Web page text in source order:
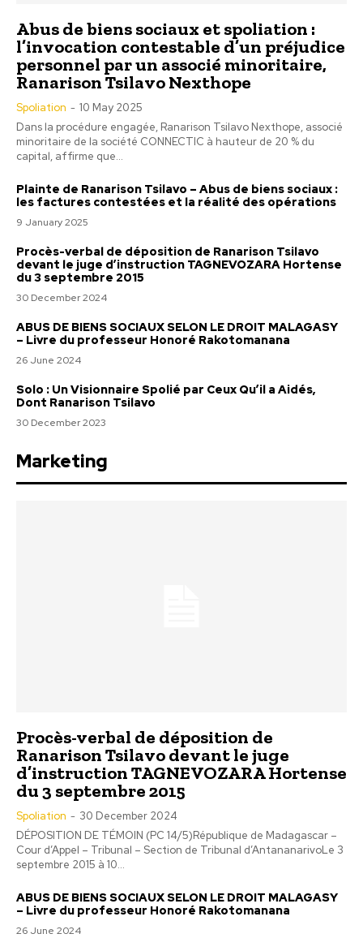
Abus de biens sociaux et spoliation :
l’invocation contestable d’un préjudice
personnel par un associé minoritaire,
Ranarison Tsilavo Nexthope
Spoliation - 10 May 2025
Dans la procédure engagée, Ranarison Tsilavo Nexthope, associé
minoritaire de la société CONNECTIC à hauteur de 20 % du
capital, affirme que...
Plainte de Ranarison Tsilavo – Abus de biens sociaux :
les factures contestées et la réalité des opérations
9 January 2025
Procès-verbal de déposition de Ranarison Tsilavo
devant le juge d’instruction TAGNEVOZARA Hortense
du 3 septembre 2015
30 December 2024
ABUS DE BIENS SOCIAUX SELON LE DROIT MALAGASY
– Livre du professeur Honoré Rakotomanana
26 June 2024
Solo : Un Visionnaire Spolié par Ceux Qu’il a Aidés,
Dont Ranarison Tsilavo
30 December 2023
Marketing
Procès-verbal de déposition de
Ranarison Tsilavo devant le juge
d’instruction TAGNEVOZARA Hortense
du 3 septembre 2015
Spoliation - 30 December 2024
DÉPOSITION DE TÉMOIN (PC 14/5)République de Madagascar –
Cour d’Appel – Tribunal – Section de Tribunal d’AntananarivoLe 3
septembre 2015 à 10...
ABUS DE BIENS SOCIAUX SELON LE DROIT MALAGASY
– Livre du professeur Honoré Rakotomanana
26 June 2024